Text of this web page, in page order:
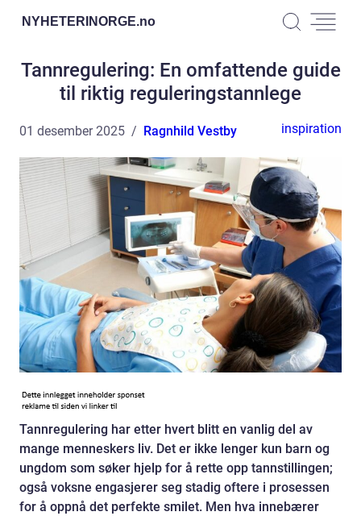
NYHETERINORGE.no
Tannregulering: En omfattende guide
til riktig reguleringstannlege
01 desember 2025 Ragnhild Vestby inspiration
Tannregulering har etter hvert blitt en vanlig del av
mange menneskers liv. Det er ikke lenger kun barn og
ungdom som søker hjelp for å rette opp tannstillingen;
også voksne engasjerer seg stadig oftere i prosessen
for å oppnå det perfekte smilet. Men hva innebærer